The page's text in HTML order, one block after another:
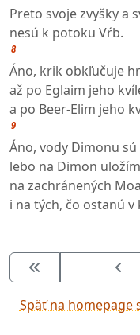
Preto svoje zvyšky a
nesú k potoku Vŕb.
8
Áno, krik obkľučuje
až po Eglaim jeho
a po Beer-Elim jeho
9
Áno, vody Dimonu
lebo na Dimon
na zachránených
i na tých, čo ostanú v
Späť na homepage